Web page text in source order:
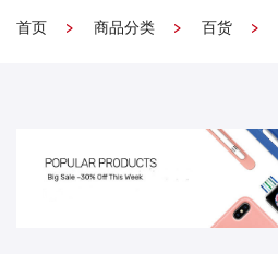
首页 商品分类 百货